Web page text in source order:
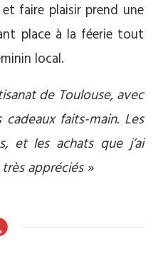
faire plaisir prend une
place à la féerie tout
local.
de Toulouse, avec
faits-main. Les
et les achats que j’ai
appréciés »